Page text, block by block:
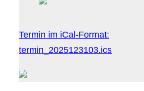
Termin im iCal-Format:
termin_2025123103.ics